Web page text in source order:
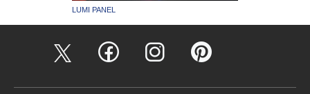
LUMI PANEL